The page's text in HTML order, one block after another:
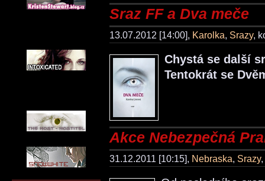
Sraz FF a Dva meče
13.07.2012 [14:00], Karolka, Srazy,
Chystá se další
Tentokrát se
Akce Nebezpečná
31.12.2011 [10:15], Nebraska, Srazy